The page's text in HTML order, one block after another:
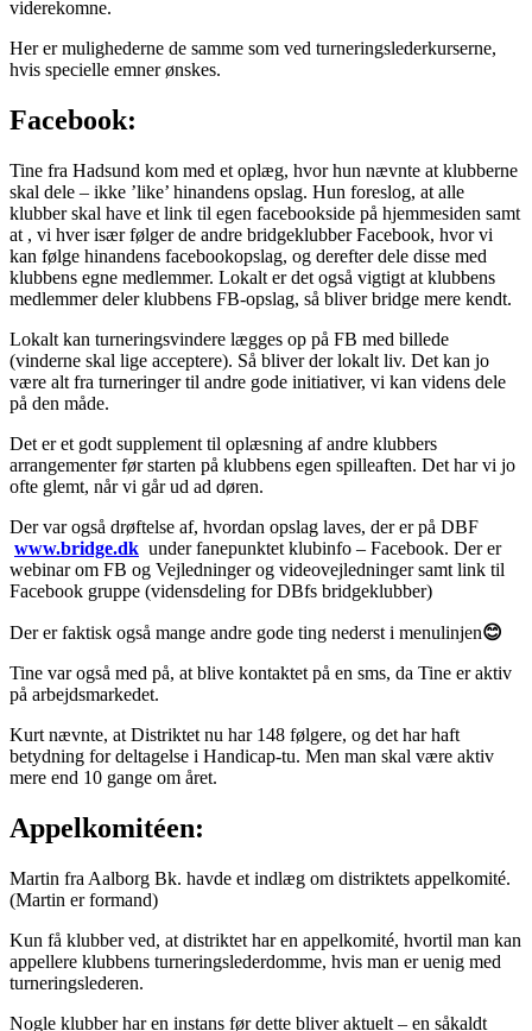
viderekomne.
Her er mulighederne de samme som ved turneringslederkurserne,
hvis specielle emner ønskes.
Facebook:
Tine fra Hadsund kom med et oplæg, hvor hun nævnte at klubberne
skal dele – ikke ’like’ hinandens opslag. Hun foreslog, at alle
klubber skal have et link til egen facebookside på hjemmesiden samt
at , vi hver især følger de andre bridgeklubber Facebook, hvor vi
kan følge hinandens facebookopslag, og derefter dele disse med
klubbens egne medlemmer. Lokalt er det også vigtigt at klubbens
medlemmer deler klubbens FB-opslag, så bliver bridge mere kendt.
Lokalt kan turneringsvindere lægges op på FB med billede
(vinderne skal lige acceptere). Så bliver der lokalt liv. Det kan jo
være alt fra turneringer til andre gode initiativer, vi kan videns dele
på den måde.
Det er et godt supplement til oplæsning af andre klubbers
arrangementer før starten på klubbens egen spilleaften. Det har vi jo
ofte glemt, når vi går ud ad døren.
Der var også drøftelse af, hvordan opslag laves, der er på DBF
www.bridge.dk under fanepunktet klubinfo – Facebook. Der er
webinar om FB og Vejledninger og videovejledninger samt link til
Facebook gruppe (vidensdeling for DBfs bridgeklubber)
Der er faktisk også mange andre gode ting nederst i menulinjen😊
Tine var også med på, at blive kontaktet på en sms, da Tine er aktiv
på arbejdsmarkedet.
Kurt nævnte, at Distriktet nu har 148 følgere, og det har haft
betydning for deltagelse i Handicap-tu. Men man skal være aktiv
mere end 10 gange om året.
Appelkomitéen:
Martin fra Aalborg Bk. havde et indlæg om distriktets appelkomité.
(Martin er formand)
Kun få klubber ved, at distriktet har en appelkomité, hvortil man kan
appellere klubbens turneringslederdomme, hvis man er uenig med
turneringslederen.
Nogle klubber har en instans før dette bliver aktuelt – en såkaldt